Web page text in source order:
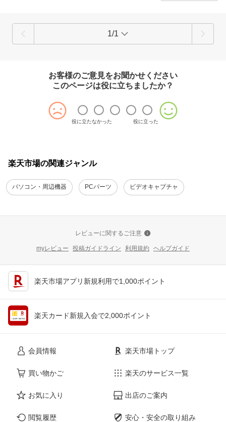
その他、商品につきましてご不明点などがございましたら、「店舗お問
い合わせ」もしくは「サポートコールセンター」までご連絡くださいま
せ。
又のご来店を心よりお待ちしております。
今後ともサイエルダイレクトショップをどうぞよろしくお願い致しま
1/1
お客様のご意見をお聞かせください
このページは役に立ちましたか？
役に立たなかった 役に立った
楽天市場の関連ジャンル
パソコン・周辺機器 PCパーツ ビデオキャプチャ
レビューに関するご注意
myレビュー 投稿ガイドライン 利用規約 ヘルプガイド
楽天市場アプリ新規利用で1,000ポイント
楽天カード新規入会で2,000ポイント
会員情報
買い物かご
お気に入り
閲覧履歴
楽天市場トップ
楽天のサービス一覧
出店のご案内
安心・安全の取り組み